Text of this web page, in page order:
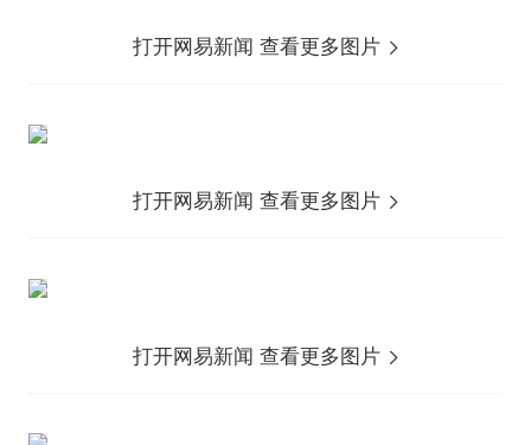
打开网易新闻 查看更多图片
打开网易新闻 查看更多图片
打开网易新闻 查看更多图片